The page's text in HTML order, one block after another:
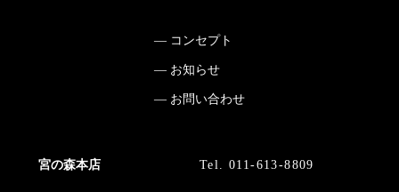
— コンセプト
— お知らせ
— お問い合わせ
宮の森本店 Tel. 011-613-8809